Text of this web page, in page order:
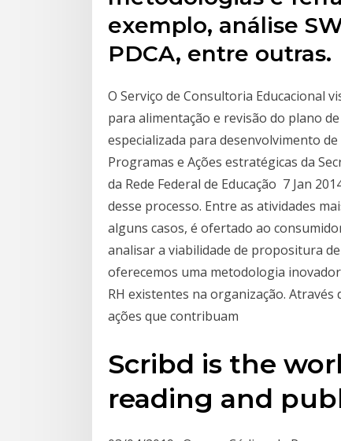
exemplo, análise
PDCA, entre outras.
O Serviço de Consultoria Educacional
para alimentação e revisão do plano
especializada para desenvolvimento
Programas e Ações estratégicas da
da Rede Federal de Educação 7 Jan
desse processo. Entre as atividades
alguns casos, é ofertado ao
analisar a viabilidade de propositura
oferecemos uma metodologia
RH existentes na organização.
ações que contribuam
Scribd is the
reading and